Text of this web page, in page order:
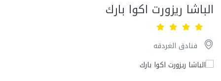
الباشا ريزورت اكوا بارك
فنادق الغردقه